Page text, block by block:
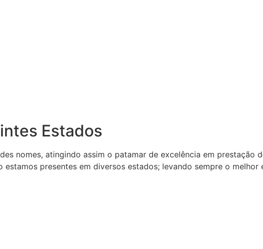
Estados
nomes, atingindo assim o patamar de excelência em prestação
presentes em diversos estados; levando sempre o melhor